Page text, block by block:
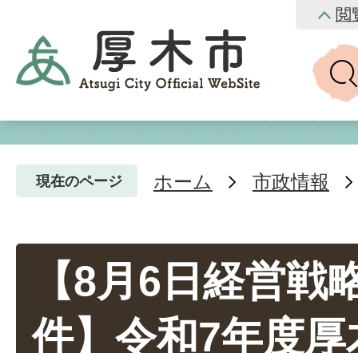
閲
現在のページ ホーム 市政情報
【8月6日経営戦
件】令和7年度